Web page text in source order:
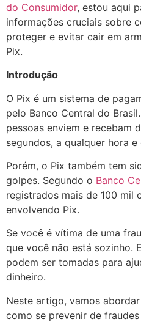
do Consumidor, estou aqui
informações cruciais sobre
proteger e evitar cair em
Pix.
Introdução
O Pix é um sistema de
pelo Banco Central do
pessoas enviem e recebam
segundos, a qualquer hora
Porém, o Pix também tem
golpes. Segundo o Banco
registrados mais de 100 mil
envolvendo Pix.
Se você é vítima de uma
que você não está sozinho.
podem ser tomadas para
dinheiro.
Neste artigo, vamos
como se prevenir de